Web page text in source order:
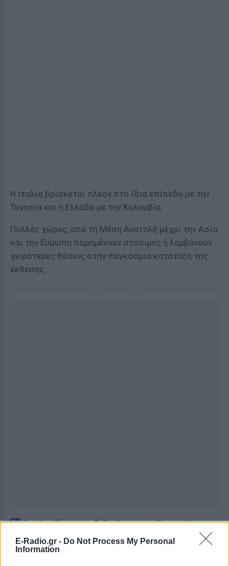
E-Radio.gr - Do Not Process My Personal
Information
Η Ιταλία βρίσκεται πλέον στο ίδια επίπεδο με την
Τυνησία και η Ελλάδα με την Κολομβία.
Πολλές χώρες, από τη Μέση Ανατολή μέχρι την Ασία
και την Ευρώπη παραμένουν στάσιμες ή λαμβάνουν
χειρότερες θέσεις στην παγκόσμια κατάταξη της
έκθεσης.
Ακολουθήστε το E-Radio.gr στοGoogle News
και μάθετε πρώτοι τα πιο hot νέα